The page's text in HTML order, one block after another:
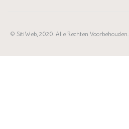
© SitiWeb, 2020. Alle Rechten Voorbehouden.